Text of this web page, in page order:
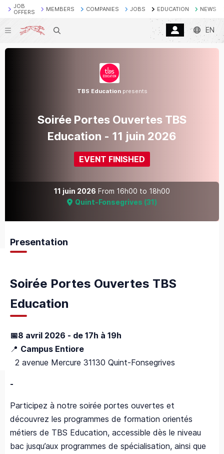
JOB
OFFERS
MEMBERS COMPANIES JOBS EDUCATION NEWS
Search EN
TBS Educationpresents
Soirée Portes Ouvertes TBS
Education - 11 juin 2026
EVENT FINISHED
11 juin 2026 From 16h00 to 18h00
Quint-Fonsegrives (31 )
Presentation
Soirée Portes Ouvertes TBS
Education
📅8 avril 2026 - de 17h à 19h
📍 Campus Entiore
2 avenue Mercure 31130 Quint-Fonsegrives
-
Participez à notre soirée portes ouvertes et
découvrez les programmes de formation orientés
métiers de TBS Education, accessible dès le niveau
bac jusqu’aux programmes de spécialisation, ainsi que